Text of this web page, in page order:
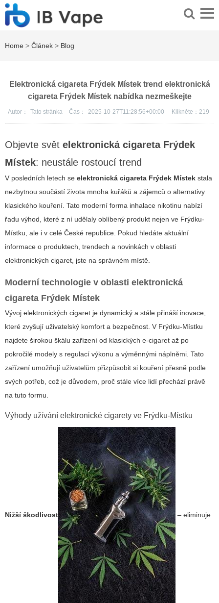
Home > Článek > Blog
Elektronická cigareta Frýdek Místek trend elektronická
cigareta Frýdek Místek nabídka nezmeškejte
Autor： Tato stránka Čas： 2025-10-27T11:28:56+00:00 Klikněte： 219
Objevte svět elektronická cigareta Frýdek
Místek: neustále rostoucí trend
V posledních letech se elektronická cigareta Frýdek Místek stala
nezbytnou součástí života mnoha kuřáků a zájemců o alternativy
klasického kouření. Tato moderní forma inhalace nikotinu nabízí
řadu výhod, které z ní udělaly oblíbený produkt nejen ve Frýdku-
Místku, ale i v celé České republice. Pokud hledáte aktuální
informace o produktech, trendech a novinkách v oblasti
elektronických cigaret, jste na správném místě.
Moderní technologie v oblasti elektronická
cigareta Frýdek Místek
Vývoj elektronických cigaret je dynamický a stále přináší inovace,
které zvyšují uživatelský komfort a bezpečnost. V Frýdku-Místku
najdete širokou škálu zařízení od klasických e-cigaret až po
pokročilé modely s regulací výkonu a výměnnými náplněmi. Tato
zařízení umožňují uživatelům přizpůsobit si kouření přesně podle
svých potřeb, což je důvodem, proč stále více lidí přechází právě
na tuto formu.
Výhody užívání elektronické cigarety ve Frýdku-Místku
Nižší škodlivost – eliminuje